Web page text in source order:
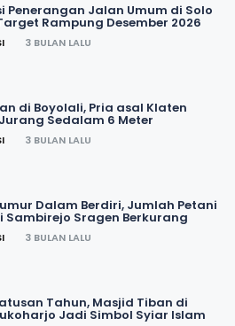
Penerangan Jalan Umum di Solo
Rampung Desember 2026
3 BULAN LALU
di Boyolali, Pria asal Klaten
Sedalam 6 Meter
3 BULAN LALU
Dalam Berdiri, Jumlah Petani
Sambirejo Sragen Berkurang
3 BULAN LALU
Tahun, Masjid Tiban di
Jadi Simbol Syiar Islam